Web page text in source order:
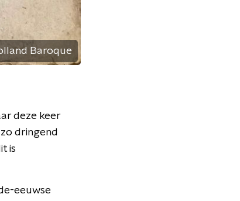
Baroque
deze keer
dringend
is
eeuwse